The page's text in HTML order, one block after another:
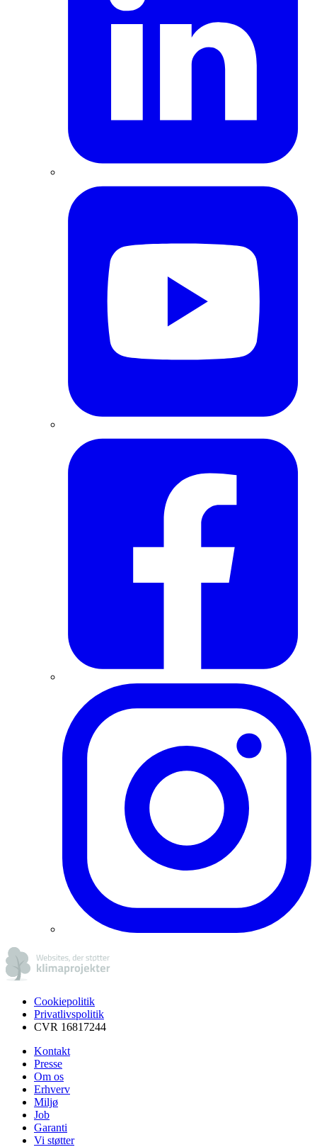
Cookiepolitik
Privatlivspolitik
CVR 16817244
Kontakt
Presse
Om os
Erhverv
Miljø
Job
Garanti
Vi støtter